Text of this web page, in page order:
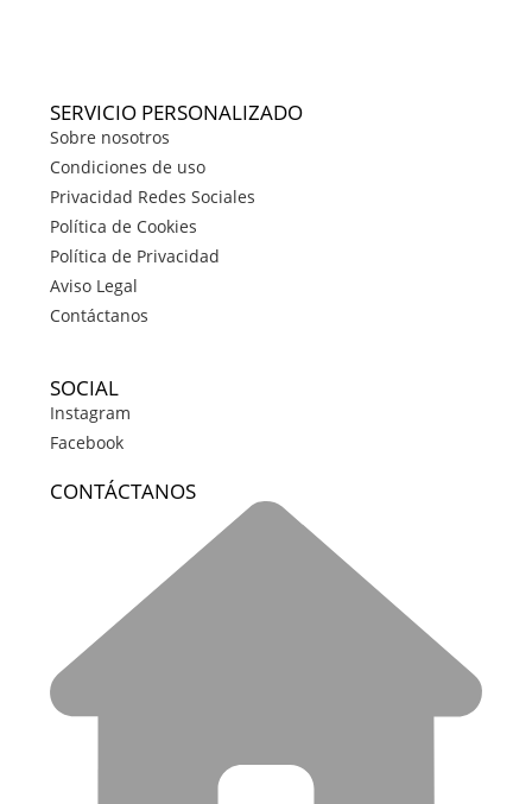
SERVICIO PERSONALIZADO
Sobre nosotros
Condiciones de uso
Privacidad Redes Sociales
Política de Cookies
Política de Privacidad
Aviso Legal
Contáctanos
SOCIAL
Instagram
Facebook
CONTÁCTANOS